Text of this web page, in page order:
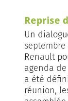
Reprise
Un
Renault
agenda
a été
réunion,